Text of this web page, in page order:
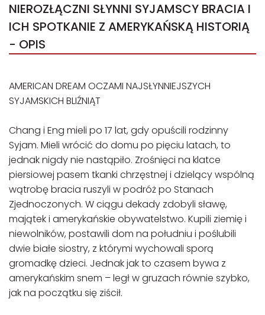
NIEROZŁĄCZNI SŁYNNI SYJAMSCY BRACIA I
ICH SPOTKANIE Z AMERYKAŃSKĄ HISTORIĄ
- OPIS
AMERICAN DREAM OCZAMI NAJSŁYNNIEJSZYCH
SYJAMSKICH BLIŹNIĄT
Chang i Eng mieli po 17 lat, gdy opuścili rodzinny
Syjam. Mieli wrócić do domu po pięciu latach, to
jednak nigdy nie nastąpiło. Zrośnięci na klatce
piersiowej pasem tkanki chrzęstnej i dzielący wspólną
wątrobę bracia ruszyli w podróż po Stanach
Zjednoczonych. W ciągu dekady zdobyli sławę,
majątek i amerykańskie obywatelstwo. Kupili ziemię i
niewolników, postawili dom na południu i poślubili
dwie białe siostry, z którymi wychowali sporą
gromadkę dzieci. Jednak jak to czasem bywa z
amerykańskim snem – legł w gruzach równie szybko,
jak na początku się ziścił.